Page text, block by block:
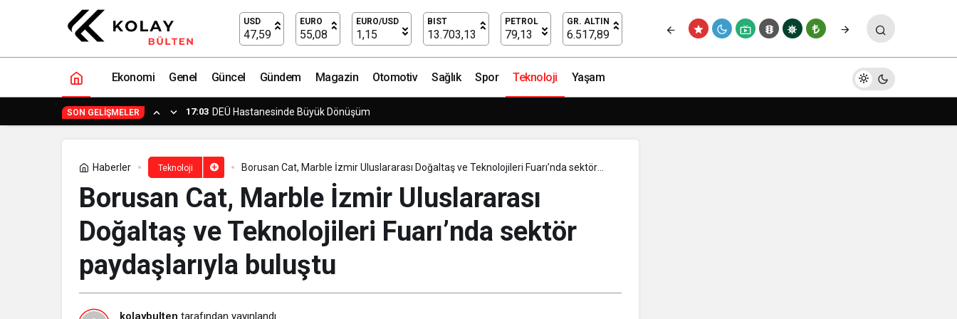
USD
47,59
EURO
55,08
EURO/USD
1,15
BIST
13.703,13
PETROL
79,13
GR. ALTIN
6.517,89
Ekonomi Genel Güncel Gündem Magazin Otomotiv Sağlık Spor Teknoloji Yaşam
SON GELIŞMELER 14:23 Yapımcı Suat Yanç’a Sürpriz Doğum Günü Kutlaması!
Haberler Teknoloji
Borusan Cat, Marble İzmir Uluslararası Doğaltaş ve Teknolojileri Fuarı’nda sektör
Borusan Cat, Marble İzmir Uluslararası
Doğaltaş ve Teknolojileri Fuarı’nda sektör
paydaşlarıyla buluştu
kolaybulten tarafından yayınlandı
TEKNOFEST’te Finale Kalan Tek Kampüs Canik Yorum Yap Paylaş